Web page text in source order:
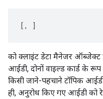
[ , ]
को क्लाइंट डेटा मैनेजर
आईडी, दोनों वाइल्ड कार्ड के
किसी जाने-पहचाने टॉपिक
ही, अनुरोध किए गए आईडी को